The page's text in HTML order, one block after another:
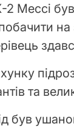
2 Мессі
на
та
був